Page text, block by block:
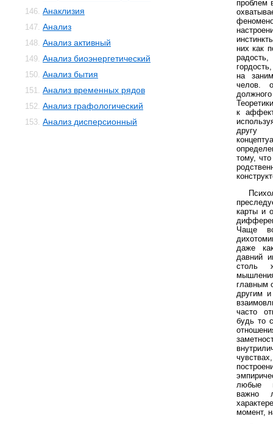
146. Анаклизия
147. Анализ
148. Анализ активный
149. Анализ биоэнергетический
150. Анализ бытия
151. Анализ временных рядов
152. Анализ графологический
153. Анализ дисперсионный
проблем
них как
на
челов.
к
другу
тому,
карты и
Чаще
даже
давний
столь
главным
другим
часто
будь то
любые
важно
момент,